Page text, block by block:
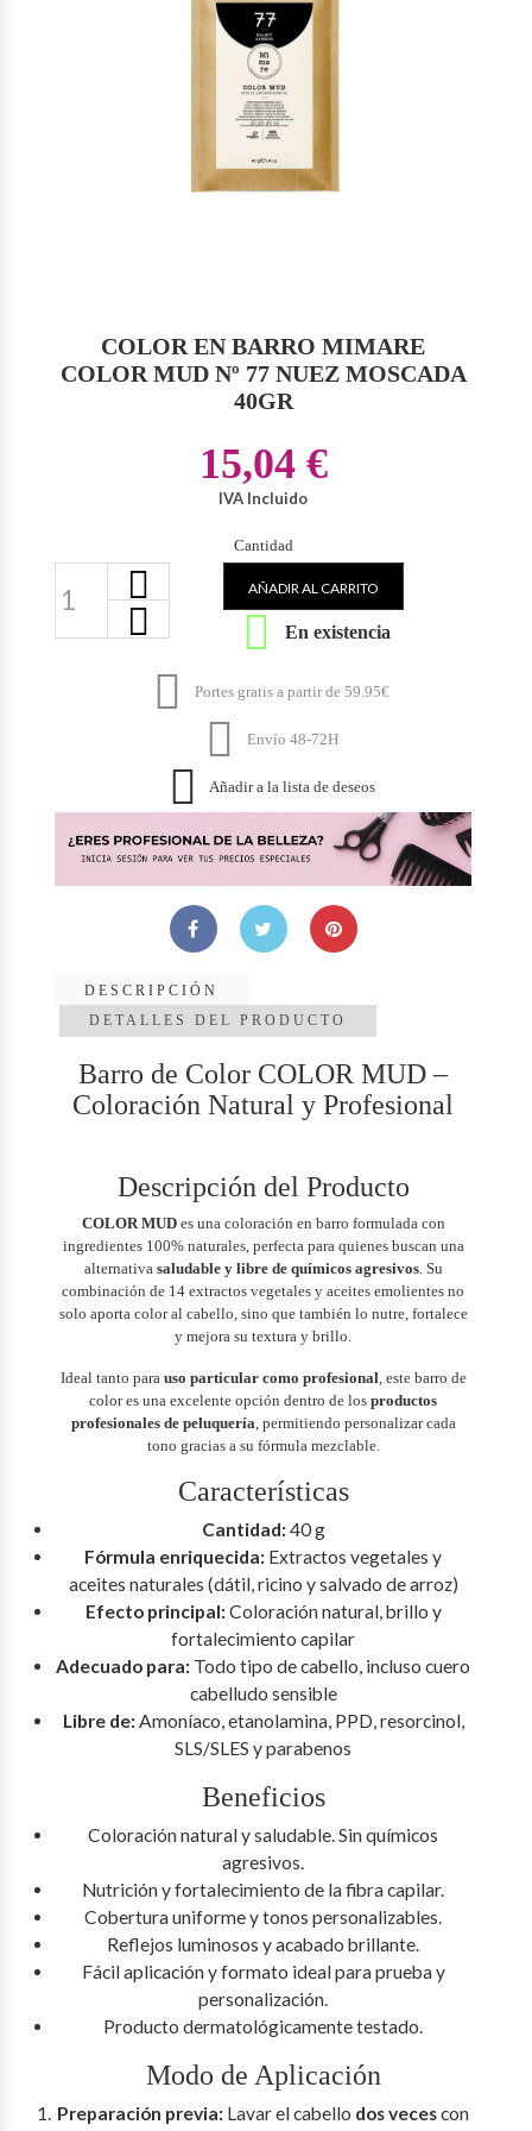
COLOR EN BARRO MIMARE
COLOR MUD Nº 77 NUEZ MOSCADA
40GR
15,04 €
IVA Incluido
Cantidad
AÑADIR AL CARRITO
 En existencia
 Portes gratis a partir de 59.95€
 Envío 48-72H
 Añadir a la lista de deseos
DESCRIPCIÓN
DETALLES DEL PRODUCTO
Barro de Color COLOR MUD –
Coloración Natural y Profesional
Descripción del Producto
COLOR MUDes una coloración en barro formulada con
ingredientes 100% naturales, perfecta para quienes buscan una
alternativa saludable y libre de químicos agresivos. Su
combinación de 14 extractos vegetales y aceites emolientes no
solo aporta color al cabello, sino que también lo nutre, fortalece
y mejora su textura y brillo.
Ideal tanto para uso particular como profesional , este barro de
color es una excelente opción dentro de losproductos
profesionales de peluquería , permitiendo personalizar cada
tono gracias a su fórmula mezclable.
Características
Cantidad:40 g
Fórmula enriquecida: Extractos vegetales y
aceites naturales (dátil, ricino y salvado de arroz)
Efecto principal:Coloración natural, brillo y
fortalecimiento capilar
Adecuado para: Todo tipo de cabello, incluso cuero
cabelludo sensible
Libre de:Amoníaco, etanolamina, PPD, resorcinol,
SLS/SLES y parabenos
Beneficios
Coloración natural y saludable. Sin químicos
agresivos.
Nutrición y fortalecimiento de la fibra capilar.
Cobertura uniforme y tonos personalizables.
Reflejos luminosos y acabado brillante.
Fácil aplicación y formato ideal para prueba y
personalización.
Producto dermatológicamente testado.
Modo de Aplicación
Preparación previa: Lavar el cabello dos vecescon